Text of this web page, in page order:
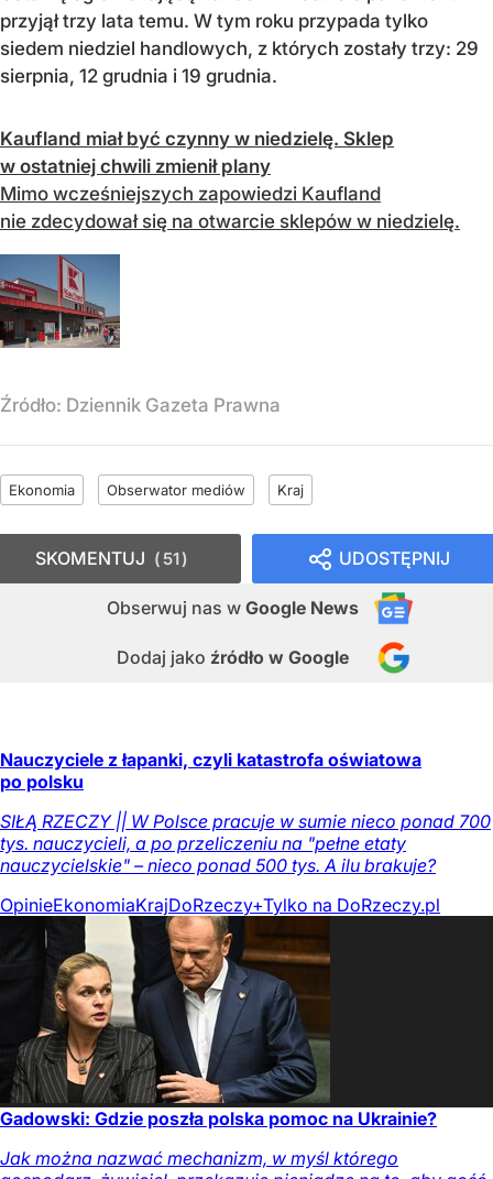
przyjął trzy lata temu. W tym roku przypada tylko
siedem niedziel handlowych, z których zostały trzy: 29
sierpnia, 12 grudnia i 19 grudnia.
Kaufland miał być czynny w niedzielę. Sklep
w ostatniej chwili zmienił plany
Mimo wcześniejszych zapowiedzi Kaufland
nie zdecydował się na otwarcie sklepów w niedzielę.
Źródło: Dziennik Gazeta Prawna
Ekonomia Obserwator mediów Kraj
UDOSTĘPNIJ
Obserwuj nas w Google News
Dodaj jako źródło w Google
SKOMENTUJ 51
Nauczyciele z łapanki, czyli katastrofa oświatowa
po polsku
SIŁĄ RZECZY || W Polsce pracuje w sumie nieco ponad 700
tys. nauczycieli, a po przeliczeniu na "pełne etaty
nauczycielskie" – nieco ponad 500 tys. A ilu brakuje?
OpinieEkonomiaKrajDoRzeczy+Tylko na DoRzeczy.pl
Gadowski: Gdzie poszła polska pomoc na Ukrainie?
Jak można nazwać mechanizm, w myśl którego